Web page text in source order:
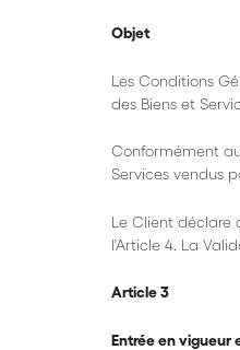
Objet
Les Conditions
des Biens et
Conformément
Services vendus
Le Client déclare
l'Article 4. La
Article 3
Entrée en vigueur